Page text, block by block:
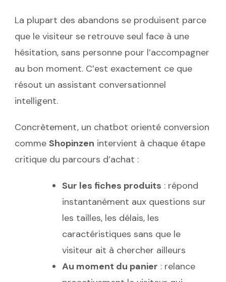
La plupart des abandons se produisent parce
que le visiteur se retrouve seul face à une
hésitation, sans personne pour l’accompagner
au bon moment. C’est exactement ce que
résout un assistant conversationnel
intelligent.
Concrètement, un chatbot orienté conversion
comme Shopinzen intervient à chaque étape
critique du parcours d’achat :
Sur les fiches produits : répond
instantanément aux questions sur
les tailles, les délais, les
caractéristiques sans que le
visiteur ait à chercher ailleurs
Au moment du panier : relance